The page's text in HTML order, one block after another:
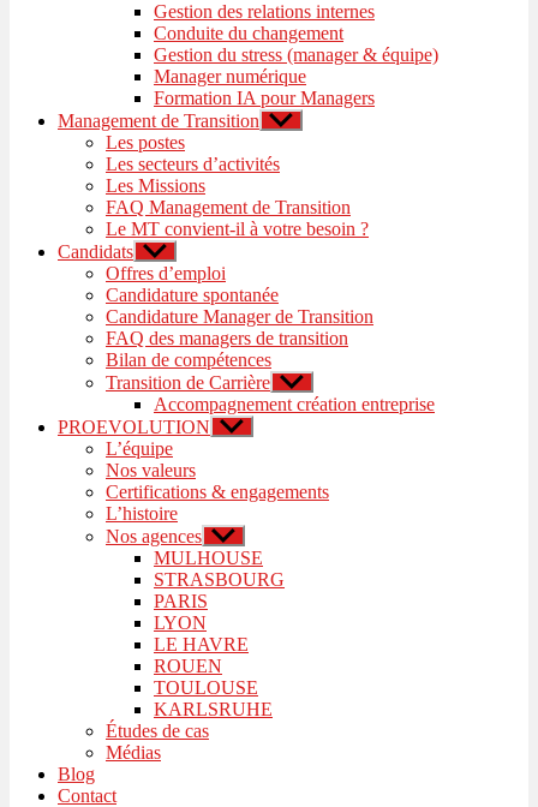
Gestion des relations internes
Conduite du changement
Gestion du stress (manager & équipe)
Manager numérique
Formation IA pour Managers
Management de Transition Afficher
sous-
menu
Les postes
Les secteurs d’activités
Les Missions
FAQ Management de Transition
Le MT convient-il à votre besoin ?
Candidats Afficher
le
sous-
menu
Offres d’emploi
Candidature spontanée
Candidature Manager de Transition
FAQ des managers de transition
Bilan de compétences
Transition de Carrière Afficher
le
sous-
Accompagnement création entreprise
PROEVOLUTION Afficher
menu
L’équipe
Nos valeurs
Certifications & engagements
L’histoire
Nos agences Afficher
le
sous-
menu
MULHOUSE
STRASBOURG
PARIS
LYON
LE HAVRE
ROUEN
TOULOUSE
KARLSRUHE
Études de cas
Médias
Blog
Contact